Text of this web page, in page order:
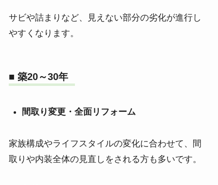
サビや詰まりなど、見えない部分の劣化が進行し
やすくなります。
■ 築20～30年
間取り変更・全面リフォーム
家族構成やライフスタイルの変化に合わせて、間
取りや内装全体の見直しをされる方も多いです。